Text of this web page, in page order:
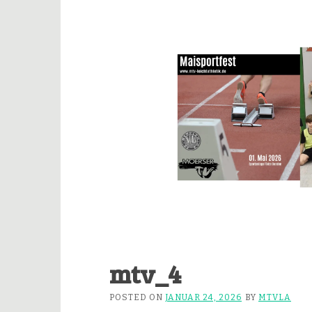
mtv_4
POSTED ON JANUAR 24, 2026 BY MTVLA